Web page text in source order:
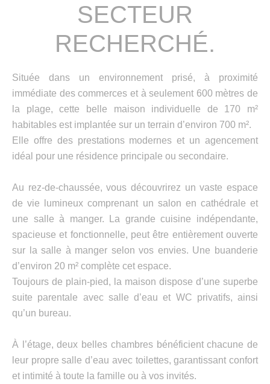
SECTEUR
RECHERCHÉ.
Située dans un environnement prisé, à proximité
immédiate des commerces et à seulement 600 mètres de
la plage, cette belle maison individuelle de 170 m²
habitables est implantée sur un terrain d’environ 700 m².
Elle offre des prestations modernes et un agencement
idéal pour une résidence principale ou secondaire.
Au rez-de-chaussée, vous découvrirez un vaste espace
de vie lumineux comprenant un salon en cathédrale et
une salle à manger. La grande cuisine indépendante,
spacieuse et fonctionnelle, peut être entièrement ouverte
sur la salle à manger selon vos envies. Une buanderie
d’environ 20 m² complète cet espace.
Toujours de plain-pied, la maison dispose d’une superbe
suite parentale avec salle d’eau et WC privatifs, ainsi
qu’un bureau.
À l’étage, deux belles chambres bénéficient chacune de
leur propre salle d’eau avec toilettes, garantissant confort
et intimité à toute la famille ou à vos invités.